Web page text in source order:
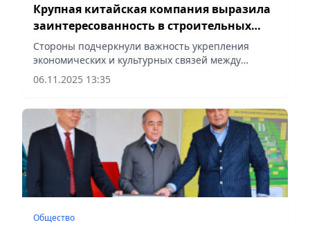
Крупная китайская компания выразила
заинтересованность в строительных
проектах в Алматы
Стороны подчеркнули важность укрепления
экономических и культурных связей между
Казахстаном и Китаем, сообщает Vecher.kz.
06.11.2025 13:35
Общество